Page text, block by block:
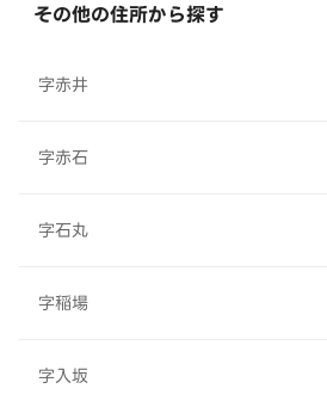
その他の住所から探す
字赤井
字赤石
字石丸
字稲場
字入坂